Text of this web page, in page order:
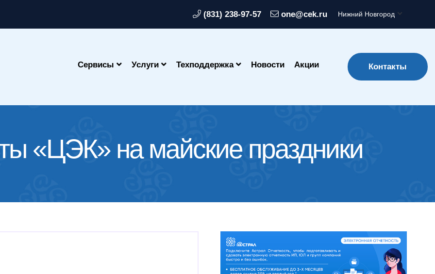
(831) 238-97-57 one@cek.ru Нижний Новгород
Сервисы Услуги Техподдержка Новости Акции Контакты
«ЦЭК» на майские праздники